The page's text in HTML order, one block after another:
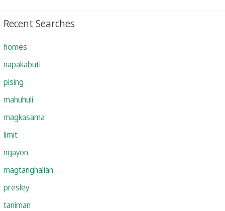
Recent Searches
homes
napakabuti
pising
mahuhuli
magkasama
limit
ngayon
magtanghalian
presley
taniman